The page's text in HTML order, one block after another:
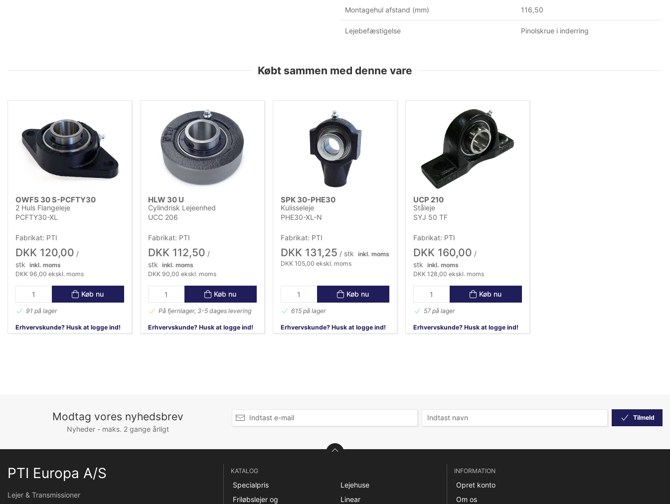
Montagehul afstand (mm) 116,50
Lejebefæstigelse Pinolskrue i inderring
Købt sammen med denne vare
OWFS 30 S-PCFTY30
2 Huls Flangeleje
PCFTY30-XL
Fabrikat: PTI
DKK 120,00 /
stk inkl. moms
DKK 96,00 ekskl. moms
Køb nu
91 på lager
Erhvervskunde? Husk at logge ind!
HLW 30 U
Cylindrisk Lejeenhed
UCC 206
Fabrikat: PTI
DKK 112,50 /
stk inkl. moms
DKK 90,00 ekskl. moms
Køb nu
På fjernlager, 3-5 dages levering
Erhvervskunde? Husk at logge ind!
SPK 30-PHE30
Kulisseleje
PHE30-XL-N
Fabrikat: PTI
DKK 131,25 / stk inkl. moms
DKK 105,00 ekskl. moms
Køb nu
615 på lager
Erhvervskunde? Husk at logge ind!
UCP 210
Ståleje
SYJ 50 TF
Fabrikat: PTI
DKK 160,00 /
stk inkl. moms
DKK 128,00 ekskl. moms
Køb nu
57 på lager
Erhvervskunde? Husk at logge ind!
Modtag vores nyhedsbrev
Nyheder - maks. 2 gange årligt
Tilmeld
PTI Europa A/S
Lejer & Transmissioner
KATALOG
Specialpris
Friløbslejer og
Lejehuse
Linear
INFORMATION
Opret konto
Om os